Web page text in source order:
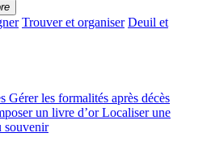
Trouver et organiser Deuil et
Gérer les formalités après décès
un livre d’orLocaliser une
souvenir